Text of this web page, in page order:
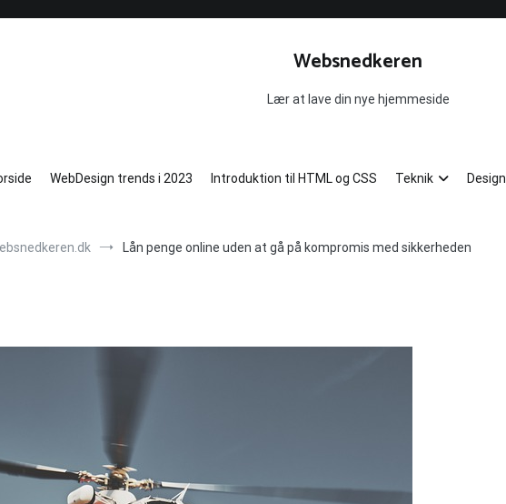
Websnedkeren
Lær at lave din nye hjemmeside
WebDesign trends i 2023 Introduktion til HTML og CSS Teknik Design
Lån penge online uden at gå på kompromis med sikkerheden